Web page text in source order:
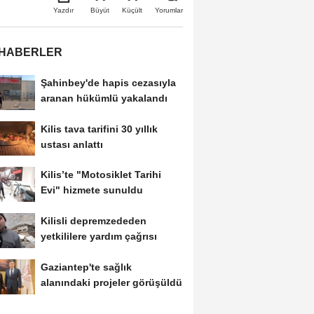
Yazdır Büyüt Küçült Yorumlar
Şahinbey'de hapis cezasıyla
aranan hükümlü yakalandı
Kilis tava tarifini 30 yıllık
ustası anlattı
Kilis’te "Motosiklet Tarihi
Evi" hizmete sunuldu
Kilisli depremzededen
yetkililere yardım çağrısı
Gaziantep'te sağlık
alanındaki projeler görüşüldü